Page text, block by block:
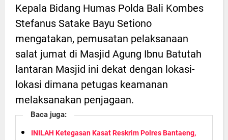
Kepala Bidang Humas Polda Bali Kombes
Stefanus Satake Bayu Setiono
mengatakan, pemusatan pelaksanaan
salat jumat di Masjid Agung Ibnu Batutah
lantaran Masjid ini dekat dengan lokasi-
lokasi dimana petugas keamanan
melaksanakan penjagaan.
Baca juga:
INILAH Ketegasan Kasat Reskrim Polres Bantaeng,